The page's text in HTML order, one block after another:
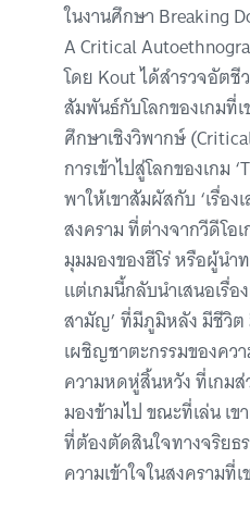
ในงานศึกษา Breaking
A Critical
โดย Kout ได้สำรวจอัตชี
สัมพันธ์กับโลกของเกมที่
ศึกษาเชิงวิพากษ์
การเข้าไปสู่โลกของเกม
พาให้เขาสัมผัสกับ ‘เรื่อง
สงคราม ที่ต่างจากวีดีโอ
มุมมองของฮีโร่ หรือผู้นำ
แต่เกมนี้กลับนำเสนอเรื่อ
สามัญ’ ที่มีภูมิหลัง มีชีวิ
เผชิญชาตะกรรมของคว
ความหดหู่สิ้นหวัง ที่เกม
มองข้ามไป ขณะที่เล่น เ
ที่ต้องตัดสินใจทางจริยธ
ความเข้าใจในสงครามที่